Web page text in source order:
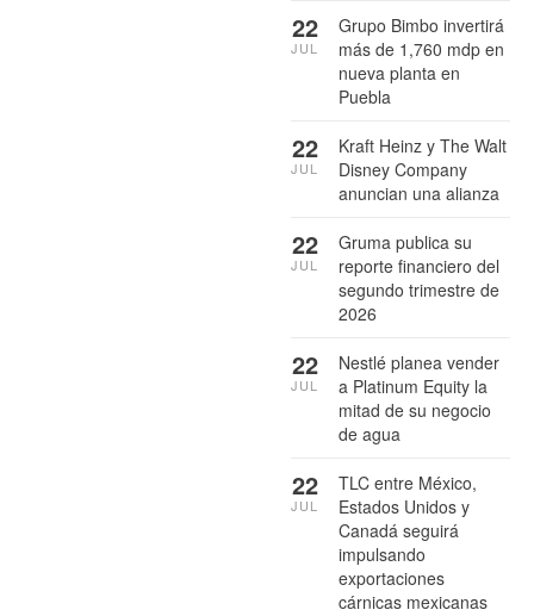
Grupo Bimbo invertirá
más de 1,760 mdp en
nueva planta en
Puebla
22
JUL
Kraft Heinz y The Walt
Disney Company
anuncian una alianza
22
JUL
Gruma publica su
reporte financiero del
segundo trimestre de
2026
22
JUL
Nestlé planea vender
a Platinum Equity la
mitad de su negocio
de agua
22
JUL
TLC entre México,
Estados Unidos y
Canadá seguirá
impulsando
exportaciones
cárnicas mexicanas
22
JUL